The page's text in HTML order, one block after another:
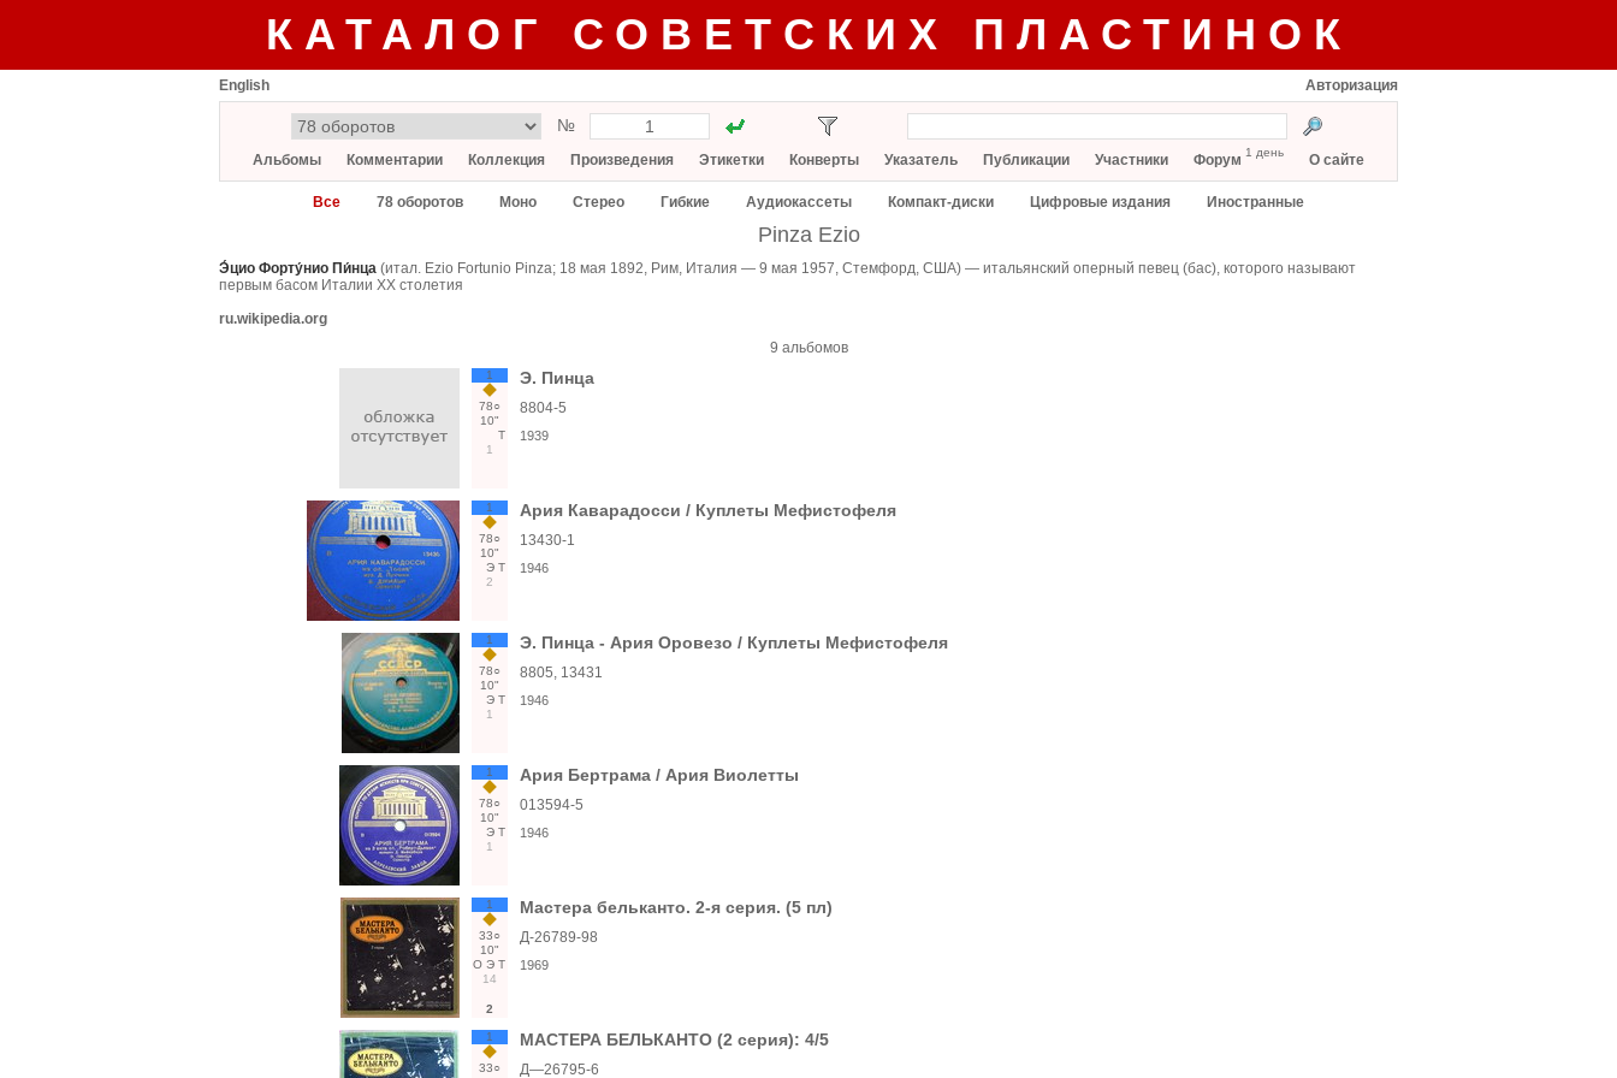
КАТАЛОГ СОВЕТСКИХ ПЛАСТИНОК
English Авторизация
№
Альбомы Комментарии Коллекция Произведения Этикетки Конверты Указатель Публикации Участники Форум 1 день О сайте
Все 78 оборотов Моно Стерео Гибкие Аудиокассеты Компакт-диски Цифровые издания Иностранные
Pinza Ezio
Э́цио Форту́нио Пи́нца (итал. Ezio Fortunio Pinza; 18 мая 1892, Рим, Италия — 9 мая 1957, Стемфорд, США) — итальянский оперный певец (бас), которого называют
первым басом Италии XX столетия
ru.wikipedia.org
9 альбомов
1
78○
10"
Т
1
Э. Пинца
8804-5
1939
1
78○
10"
Э Т
2
Ария Каварадосси / Куплеты Мефистофеля
13430-1
1946
1
78○
10"
Э Т
1
Э. Пинца - Ария Оровезо / Куплеты Мефистофеля
8805, 13431
1946
1
78○
10"
Э Т
1
Ария Бертрама / Ария Виолетты
013594-5
1946
1
33○
10"
О Э Т
14
2
Мастера бельканто. 2-я серия. (5 пл)
Д-26789-98
1969
1
33○
МАСТЕРА БЕЛЬКАНТО (2 серия): 4/5
Д—26795-6